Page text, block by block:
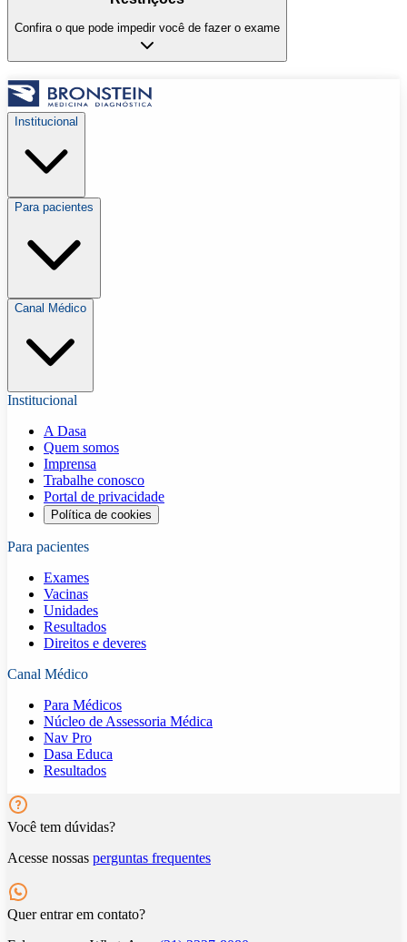
Confira o que pode impedir você de fazer o exame
Institucional
Para pacientes
Canal Médico
Institucional
A Dasa
Quem somos
Imprensa
Trabalhe conosco
Portal de privacidade
Política de cookies
Para pacientes
Exames
Vacinas
Unidades
Resultados
Direitos e deveres
Canal Médico
Para Médicos
Núcleo de Assessoria Médica
Nav Pro
Dasa Educa
Resultados
Você tem dúvidas?
Acesse nossas perguntas frequentes
Quer entrar em contato?